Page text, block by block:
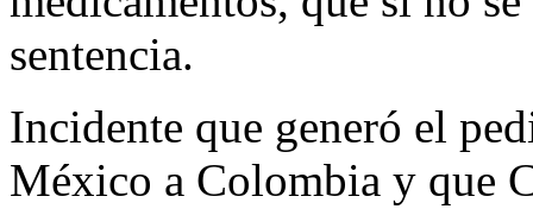
sentencia.
Incidente que generó el
México a Colombia y que